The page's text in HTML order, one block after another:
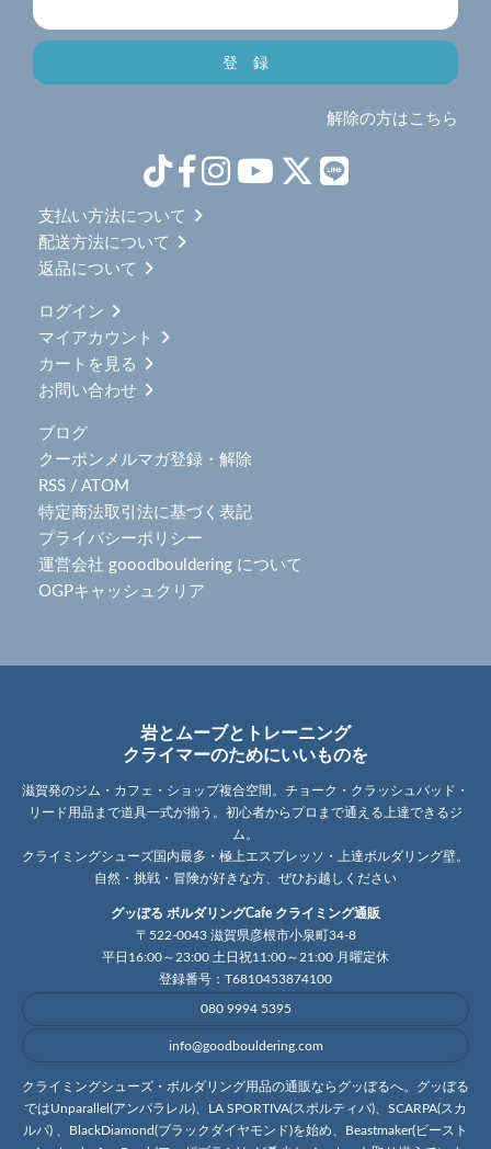
解除の方はこちら
支払い方法について
配送方法について
返品について
ログイン
マイアカウント
カートを見る
お問い合わせ
ブログ
クーポンメルマガ登録・解除
RSS / ATOM
特定商法取引法に基づく表記
プライバシーポリシー
運営会社 gooodbouldering について
OGPキャッシュクリア
岩とムーブとトレーニング
クライマーのためにいいものを
滋賀発のジム・カフェ・ショップ複合空間。チョーク・クラッシュパッド・
リード用品まで道具一式が揃う。初心者からプロまで通える上達できるジ
ム。
クライミングシューズ国内最多・極上エスプレッソ・上達ボルダリング壁。
自然・挑戦・冒険が好きな方、ぜひお越しください
グッぼる ボルダリングCafe クライミング通販
〒522-0043 滋賀県彦根市小泉町34-8
平日16:00～23:00 土日祝11:00～21:00 月曜定休
登録番号：T6810453874100
080 9994 5395
info@goodbouldering.com
クライミングシューズ・ボルダリング用品の通販ならグッぼるへ。グッぼる
ではUnparallel(アンパラレル)、LA SPORTIVA(スポルティバ)、SCARPA(スカ
ルパ) 、BlackDiamond(ブラックダイヤモンド)を始め、Beastmaker(ビースト